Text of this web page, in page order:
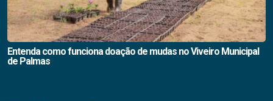
Entenda como funciona doação de mudas no Viveiro Municipal
de Palmas